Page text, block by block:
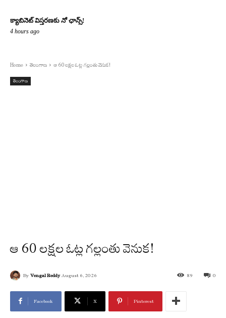
క్యాబినెట్ విస్తరణకు నో ఛాన్స్!
4 hours ago